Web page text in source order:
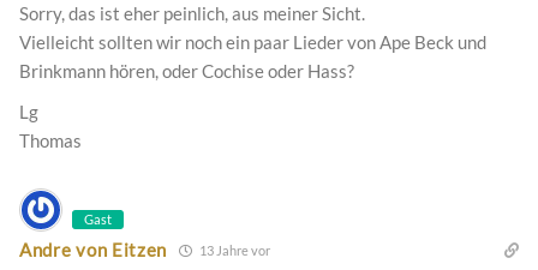
Sorry, das ist eher peinlich, aus meiner Sicht.
Vielleicht sollten wir noch ein paar Lieder von Ape Beck und
Brinkmann hören, oder Cochise oder Hass?
Lg
Thomas
Gast
Andre von Eitzen 13 Jahre vor